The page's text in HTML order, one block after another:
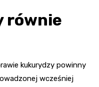
równie
kukurydzy powinny
wcześniej